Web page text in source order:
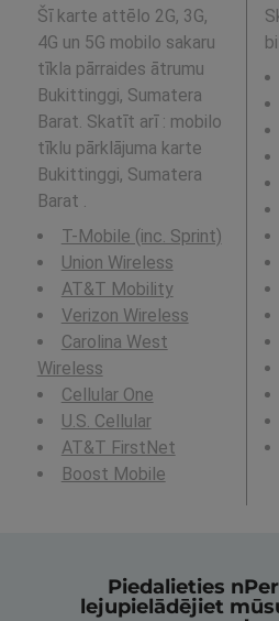
Šī karte attēlo 2G, 3G,
4G un 5G mobilo sakaru
tīkla pārraides ātrumu
Bukittinggi, Sumatera
Barat. Skatīt arī : mobilo
tīklu pārklājuma karte
Bukittinggi, Sumatera
Barat .
T-Mobile (inc. Sprint)
Union Wireless
AT&T Mobility
Verizon Wireless
Carolina West
Wireless
Cellular One
U.S. Cellular
AT&T FirstNet
Boost Mobile
Piedalieties
lejupielādējiet